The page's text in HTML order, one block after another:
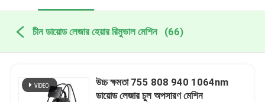
চীন ডায়োড লেজার হেয়ার রিমুভাল মেশিন (66)
উচ্চ ক্ষমতা 755 808 940 1064nm
ডায়োড লেজার চুল অপসারণ মেশিন